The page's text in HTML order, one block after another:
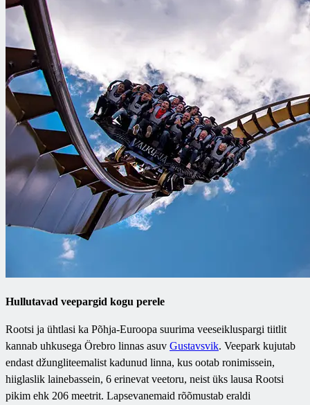
Hullutavad veepargid kogu perele
Rootsi ja ühtlasi ka Põhja-Euroopa suurima veeseikluspargi tiitlit
kannab uhkusega Örebro linnas asuv Gustavsvik. Veepark kujutab
endast džungliteemalist kadunud linna, kus ootab ronimissein,
hiiglaslik lainebassein, 6 erinevat veetoru, neist üks lausa Rootsi
pikim ehk 206 meetrit. Lapsevanemaid rõõmustab eraldi